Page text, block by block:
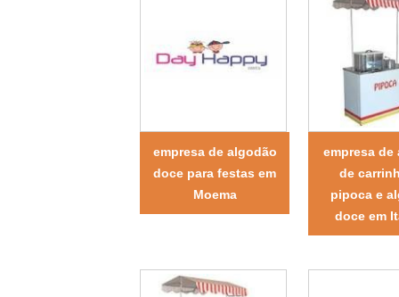
empresa de algodão
doce para festas em
Moema
empresa de
de
pipoca e
doce em